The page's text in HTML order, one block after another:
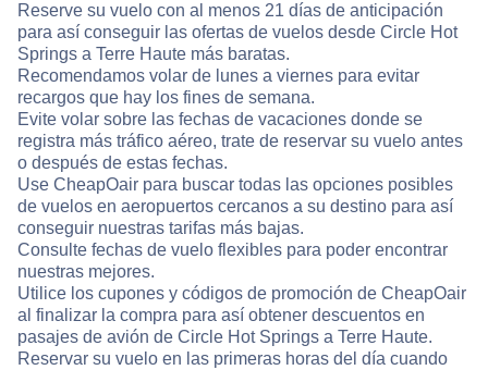
Reserve su vuelo con al menos 21 días de anticipación
para así conseguir las ofertas de vuelos desde Circle Hot
Springs a Terre Haute más baratas.
Recomendamos volar de lunes a viernes para evitar
recargos que hay los fines de semana.
Evite volar sobre las fechas de vacaciones donde se
registra más tráfico aéreo, trate de reservar su vuelo antes
o después de estas fechas.
Use CheapOair para buscar todas las opciones posibles
de vuelos en aeropuertos cercanos a su destino para así
conseguir nuestras tarifas más bajas.
Consulte fechas de vuelo flexibles para poder encontrar
nuestras mejores.
Utilice los cupones y códigos de promoción de CheapOair
al finalizar la compra para así obtener descuentos en
pasajes de avión de Circle Hot Springs a Terre Haute.
Reservar su vuelo en las primeras horas del día cuando